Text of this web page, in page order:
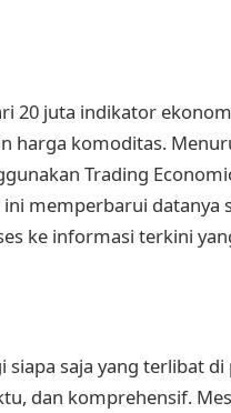
20 juta indikator
harga komoditas.
Trading
memperbarui datanya
ke informasi terkini
saja yang terlibat di
dan komprehensif.